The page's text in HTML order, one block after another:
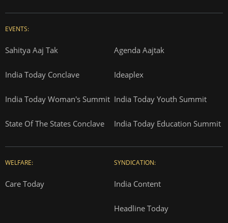
EVENTS:
Sahitya Aaj Tak Agenda Aajtak
India Today Conclave Ideaplex
India Today Woman's Summit India Today Youth Summit
State Of The States Conclave India Today Education Summit
WELFARE:
Care Today
SYNDICATION:
India Content
Headline Today